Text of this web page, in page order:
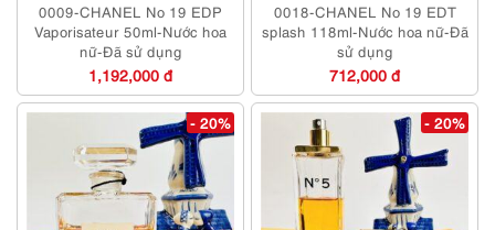
0009-CHANEL No 19 EDP
Vaporisateur 50ml-Nước hoa
nữ-Đã sử dụng
1,192,000 đ
0018-CHANEL No 19 EDT
splash 118ml-Nước hoa nữ-Đã
sử dụng
712,000 đ
- 20% - 20%